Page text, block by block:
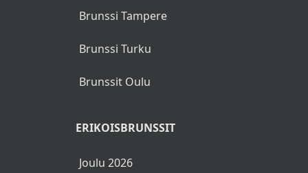
Brunssi Tampere
Brunssi Turku
Brunssit Oulu
ERIKOISBRUNSSIT
Joulu 2026